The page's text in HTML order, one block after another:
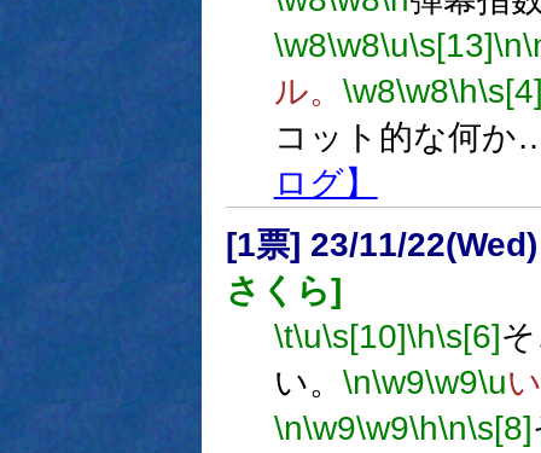
\w8\w8\u\s[13]\n
ル。 \w8\w8\h
コット的な何か
ログ】
[1票] 23/11/
さくら]
\t\u\s[10]\h\s[6]
い。 \n\w9\w9\u
\n\w9\w9\h\n\s[8]